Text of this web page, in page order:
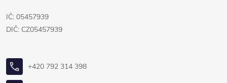
IČ: 05457939
DIČ: CZ05457939
+420 792 314 398